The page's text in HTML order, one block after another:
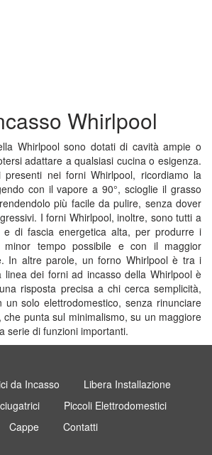
Whirlpool
Whirlpool sono dotati di cavità ampie o
adattare a qualsiasi cucina o esigenza.
nei forni Whirlpool, ricordiamo la
con il vapore a 90°, scioglie il grasso
più facile da pulire, senza dover
I forni Whirlpool, inoltre, sono tutti a
e di fascia energetica alta, per produrre i
minor tempo possibile e con il maggior
In altre parole, un forno Whirlpool è tra i
linea dei forni ad incasso della Whirlpool è
risposta precisa a chi cerca semplicità,
solo elettrodomestico, senza rinunciare
che punta sul minimalismo, su un maggiore
serie di funzioni importanti.
da Incasso
Libera Installazione
Piccoli Elettrodomestici
Cappe
Contatti